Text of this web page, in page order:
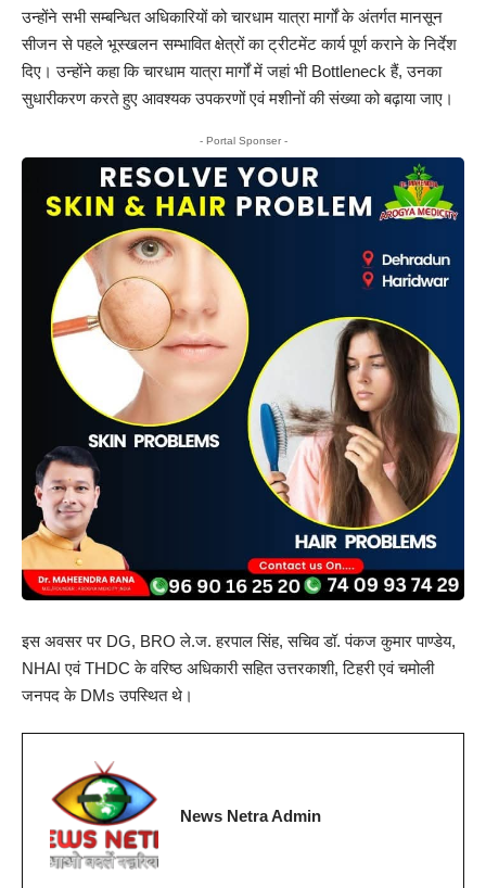
उन्होंने सभी सम्बन्धित अधिकारियों को चारधाम यात्रा मार्गों के अंतर्गत मानसून
सीजन से पहले भूस्खलन सम्भावित क्षेत्रों का ट्रीटमेंट कार्य पूर्ण कराने के निर्देश
दिए। उन्होंने कहा कि चारधाम यात्रा मार्गों में जहां भी Bottleneck हैं, उनका
सुधारीकरण करते हुए आवश्यक उपकरणों एवं मशीनों की संख्या को बढ़ाया जाए।
- Portal Sponser -
इस अवसर पर DG, BRO ले.ज. हरपाल सिंह, सचिव डॉ. पंकज कुमार पाण्डेय,
NHAI एवं THDC के वरिष्ठ अधिकारी सहित उत्तरकाशी, टिहरी एवं चमोली
जनपद के DMs उपस्थित थे।
News Netra Admin